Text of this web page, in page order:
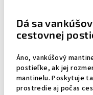
Dá sa
cestovnej
Áno, vankúšový
postieľke, ak jej
mantinelu. Poskytuje
prostredie aj počas